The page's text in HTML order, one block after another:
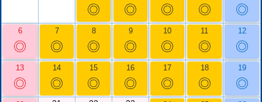
◎ ◎ ◎ ◎ ◎
6
◎
7
◎
8
◎
9
◎
10
◎
11
◎
12
◎
13
◎
14
◎
15
◎
16
◎
17
◎
18
◎
19
◎